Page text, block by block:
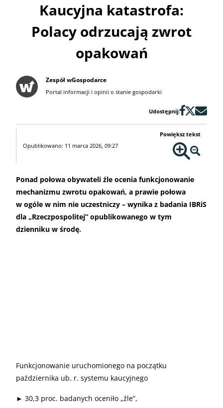
Kaucyjna katastrofa:
Polacy odrzucają zwrot
opakowań
Zespół wGospodarce
Portal informacji i opinii o stanie gospodarki
Udostępnij:
Opublikowano: 11 marca 2026, 09:27
Powiększ tekst
Ponad połowa obywateli źle ocenia funkcjonowanie
mechanizmu zwrotu opakowań, a prawie połowa
w ogóle w nim nie uczestniczy – wynika z badania IBRiS
dla „Rzeczpospolitej” opublikowanego w tym
dzienniku w środę.
Funkcjonowanie uruchomionego na początku
października ub. r. systemu kaucyjnego
► 30,3 proc. badanych oceniło „źle”,